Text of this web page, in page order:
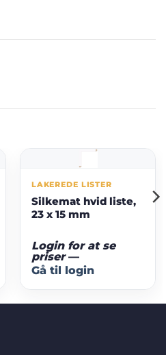
LAKEREDE LISTER
Silkemat hvid liste,
23 x 15 mm
Login for at se
priser—
Gå til login